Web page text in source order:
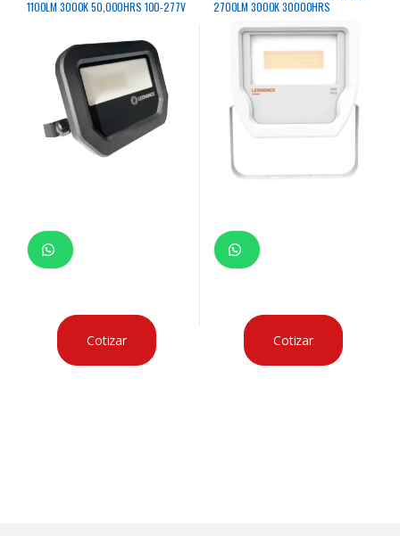
1100LM 3000K 50,000HRS 100-277V
Cotizar
2700LM 3000K 30000HRS
Cotizar